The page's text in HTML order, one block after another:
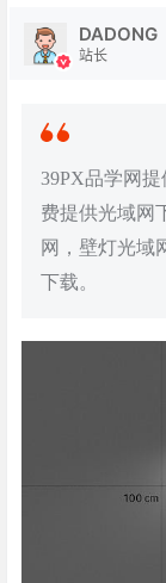
DADONG
站长
39PX品学网
费提供光域网
网，壁灯光域
下载。